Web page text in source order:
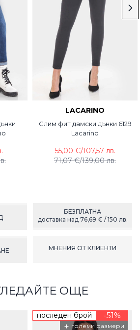
LACARINO
Слим фит дамски дънки 6129
Lacarino
71,07 €/139,00 лв.
55,00 €/107,57 лв.
БЕЗПЛАТНА
доставка над 76,69 € / 150 лв.
МНЕНИЯ ОТ КЛИЕНТИ
ОЩЕ
последен брой -51%
+ големи размери